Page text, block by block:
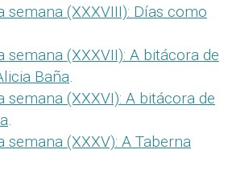
semana (XXXVIII): Días como
semana (XXXVII): A bitácora de
Baña.
semana (XXXVI): A bitácora de
.
semana (XXXV): A Taberna